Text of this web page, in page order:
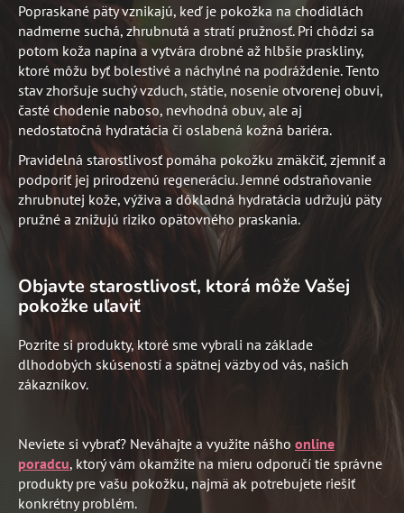
Popraskané päty vznikajú, keď je pokožka na chodidlách
nadmerne suchá, zhrubnutá a stratí pružnosť. Pri chôdzi sa
potom koža napína a vytvára drobné až hlbšie praskliny,
ktoré môžu byť bolestivé a náchylné na podráždenie. Tento
stav zhoršuje suchý vzduch, státie, nosenie otvorenej obuvi,
časté chodenie naboso, nevhodná obuv, ale aj
nedostatočná hydratácia či oslabená kožná bariéra.
Pravidelná starostlivosť pomáha pokožku zmäkčiť, zjemniť a
podporiť jej prirodzenú regeneráciu. Jemné odstraňovanie
zhrubnutej kože, výživa a dôkladná hydratácia udržujú päty
pružné a znižujú riziko opätovného praskania.
Objavte starostlivosť, ktorá môže Vašej
pokožke uľaviť
Pozrite si produkty, ktoré sme vybrali na základe
dlhodobých skúseností a spätnej väzby od vás, našich
zákazníkov.
Neviete si vybrať? Neváhajte a využite nášho online
poradcu, ktorý vám okamžite na mieru odporučí tie správne
produkty pre vašu pokožku, najmä ak potrebujete riešiť
konkrétny problém.